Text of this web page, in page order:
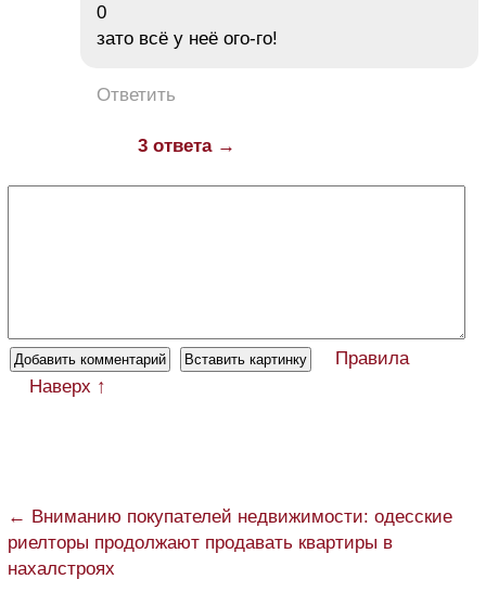
0
зато всё у неё ого-го!
Ответить
3 ответа →
Правила
Наверх ↑
← Вниманию покупателей недвижимости: одесские
риелторы продолжают продавать квартиры в
нахалстроях